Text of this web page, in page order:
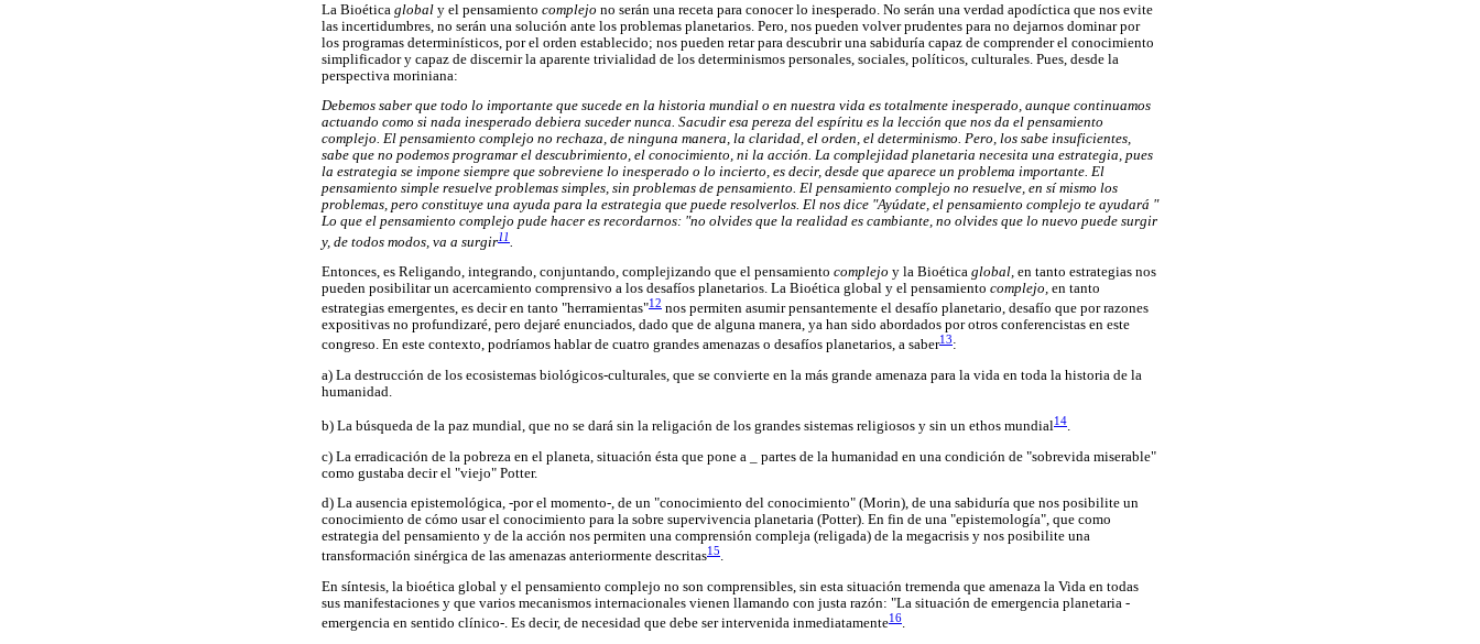
La Bioética global y el pensamiento complejo no serán una receta para conocer lo inesperado. No serán una verdad apodíctica que nos evite
las incertidumbres, no serán una solución ante los problemas planetarios. Pero, nos pueden volver prudentes para no dejarnos dominar por
los programas determinísticos, por el orden establecido; nos pueden retar para descubrir una sabiduría capaz de comprender el conocimiento
simplificador y capaz de discernir la aparente trivialidad de los determinismos personales, sociales, políticos, culturales. Pues, desde la
perspectiva moriniana:
Debemos saber que todo lo importante que sucede en la historia mundial o en nuestra vida es totalmente inesperado, aunque continuamos
actuando como si nada inesperado debiera suceder nunca. Sacudir esa pereza del espíritu es la lección que nos da el pensamiento
complejo. El pensamiento complejo no rechaza, de ninguna manera, la claridad, el orden, el determinismo. Pero, los sabe insuficientes,
sabe que no podemos programar el descubrimiento, el conocimiento, ni la acción. La complejidad planetaria necesita una estrategia, pues
la estrategia se impone siempre que sobreviene lo inesperado o lo incierto, es decir, desde que aparece un problema importante. El
pensamiento simple resuelve problemas simples, sin problemas de pensamiento. El pensamiento complejo no resuelve, en sí mismo los
problemas, pero constituye una ayuda para la estrategia que puede resolverlos. El nos dice "Ayúdate, el pensamiento complejo te ayudará "
Lo que el pensamiento complejo pude hacer es recordarnos: "no olvides que la realidad es cambiante, no olvides que lo nuevo puede surgir
y, de todos modos, va a surgir11
Entonces, es Religando, integrando, conjuntando, complejizando que el pensamiento complejo y la Bioética global, en tanto estrategias nos
pueden posibilitar un acercamiento comprensivo a los desafíos planetarios. La Bioética global y el pensamiento complejo, en tanto
estrategias emergentes, es decir en tanto "herramientas"12 nos permiten asumir pensantemente el desafío planetario, desafío que por razones
expositivas no profundizaré, pero dejaré enunciados, dado que de alguna manera, ya han sido abordados por otros conferencistas en este
congreso. En este contexto, podríamos hablar de cuatro grandes amenazas o desafíos planetarios, a saber13:
a) La destrucción de los ecosistemas biológicos-culturales, que se convierte en la más grande amenaza para la vida en toda la historia de la
humanidad.
b) La búsqueda de la paz mundial, que no se dará sin la religación de los grandes sistemas religiosos y sin un ethos mundial14.
c) La erradicación de la pobreza en el planeta, situación ésta que pone a _ partes de la humanidad en una condición de "sobrevida miserable"
como gustaba decir el "viejo" Potter.
d) La ausencia epistemológica, -por el momento-, de un "conocimiento del conocimiento" (Morin), de una sabiduría que nos posibilite un
conocimiento de cómo usar el conocimiento para la sobre supervivencia planetaria (Potter). En fin de una "epistemología", que como
estrategia del pensamiento y de la acción nos permiten una comprensión compleja (religada) de la megacrisis y nos posibilite una
transformación sinérgica de las amenazas anteriormente descritas15.
En síntesis, la bioética global y el pensamiento complejo no son comprensibles, sin esta situación tremenda que amenaza la Vida en todas
sus manifestaciones y que varios mecanismos internacionales vienen llamando con justa razón: "La situación de emergencia planetaria -
emergencia en sentido clínico-. Es decir, de necesidad que debe ser intervenida inmediatamente16.